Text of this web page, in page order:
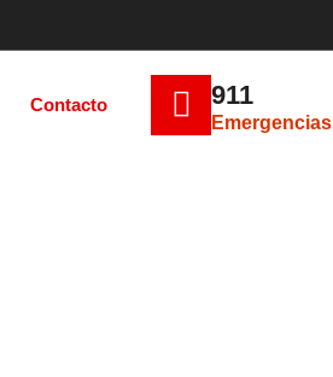
Contacto 911
Emergencias